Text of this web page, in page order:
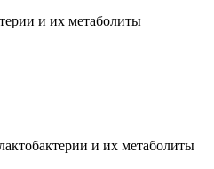
и их метаболиты
и их метаболиты